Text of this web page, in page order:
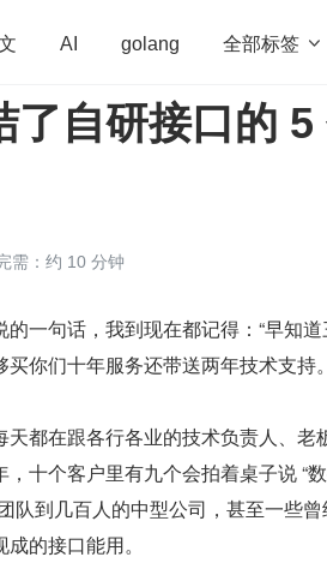
AI golang 全部标签 
学习方法 Web3.0 高
了自研接口的 5
需：约 10 分钟
一句话，我到现在都记得：“早知
你们十年服务还带送两年技术支持
都在跟各行各业的技术负责人、老
十个客户里有九个会拍着桌子说 “
队到几百人的中型公司，甚至一些
的接口能用。